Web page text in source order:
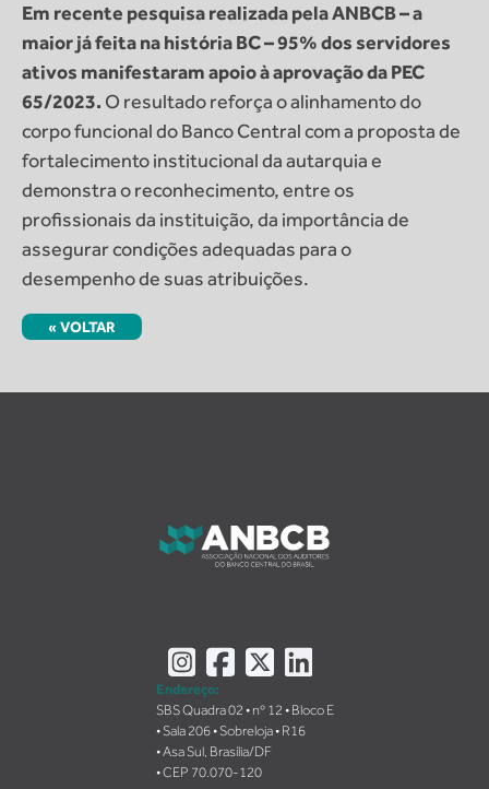
Em recente pesquisa realizada pela ANBCB – a
maior já feita na história BC – 95% dos servidores
ativos manifestaram apoio à aprovação da PEC
65/2023. O resultado reforça o alinhamento do
corpo funcional do Banco Central com a proposta de
fortalecimento institucional da autarquia e
demonstra o reconhecimento, entre os
profissionais da instituição, da importância de
assegurar condições adequadas para o
desempenho de suas atribuições.
« VOLTAR
InstagramFacebook
X
Endereço:
SBS Quadra 02 • nº 12 • Bloco E
• Sala 206 • Sobreloja • R16
• Asa Sul, Brasília/DF
• CEP 70.070-120